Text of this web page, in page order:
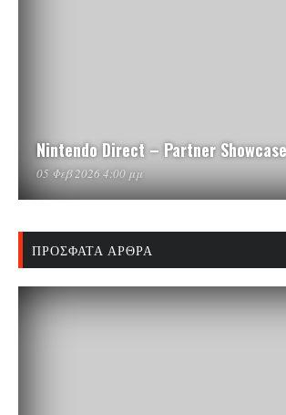
Nintendo Direct – Partner Showcase
05 Φεβ 2026 4:00 μμ
ΠΡΌΣΦΑΤΑ ΆΡΘΡΑ